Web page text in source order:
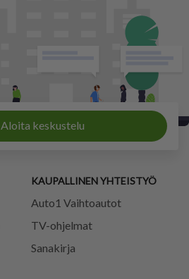
Aloita keskustelu
KAUPALLINEN YHTEISTYÖ
Auto1 Vaihtoautot
TV-ohjelmat
Sanakirja